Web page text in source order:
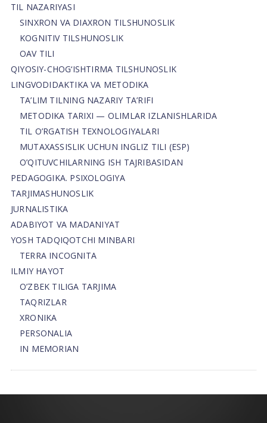
TIL NAZARIYASI
SINXRON VA DIAXRON TILSHUNOSLIK
KOGNITIV TILSHUNOSLIK
OAV TILI
QIYOSIY-CHOG‘ISHTIRMA TILSHUNOSLIK
LINGVODIDAKTIKA VA METODIKA
TA’LIM TILNING NAZARIY TA’RIFI
METODIKA TARIXI — OLIMLAR IZLANISHLARIDA
TIL O’RGATISH TEXNOLOGIYALARI
MUTAXASSISLIK UCHUN INGLIZ TILI (ESP)
O’QITUVCHILARNING ISH TAJRIBASIDAN
PEDAGOGIKA. PSIXOLOGIYA
TARJIMASHUNOSLIK
JURNALISTIKA
ADABIYOT VA MADANIYAT
YOSH TADQIQOTCHI MINBARI
TERRA INCOGNITA
ILMIY HAYOT
O’ZBEK TILIGA TARJIMA
TAQRIZLAR
XRONIKA
PERSONALIA
IN MEMORIAN